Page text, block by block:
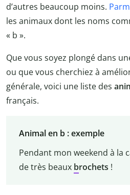
d’autres beaucoup moins.
les animaux dont les noms
« b ».
Que vous soyez plongé dans
ou que vous cherchiez à
générale, voici une liste des
français.
Animal en b : exemple
Pendant mon weekend à la
de très beaux brochets !